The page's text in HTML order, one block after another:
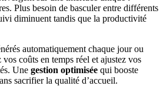
Plus besoin de basculer entre différents
diminuent tandis que la productivité
automatiquement chaque jour ou
coûts en temps réel et ajustez vos
Une gestion optimisée qui booste
sacrifier la qualité d’accueil.